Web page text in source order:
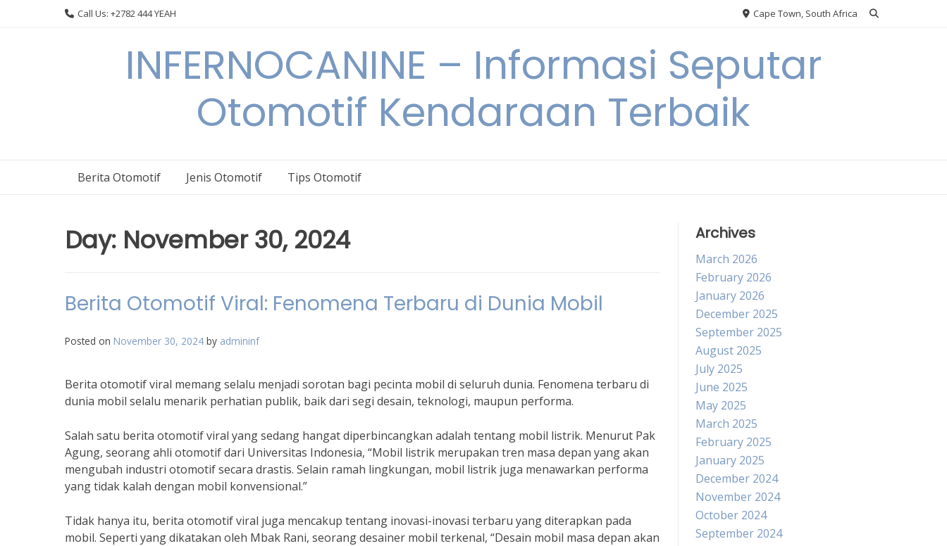
Call Us: +2782 444 YEAH Cape Town, South Africa
INFERNOCANINE – Informasi Seputar
Otomotif Kendaraan Terbaik
Berita Otomotif Jenis Otomotif Tips Otomotif
Day: November 30, 2024
Berita Otomotif Viral: Fenomena Terbaru di Dunia Mobil
Posted on November 30, 2024 by admininf
Berita otomotif viral memang selalu menjadi sorotan bagi pecinta mobil di seluruh dunia. Fenomena terbaru di
dunia mobil selalu menarik perhatian publik, baik dari segi desain, teknologi, maupun performa.
Salah satu berita otomotif viral yang sedang hangat diperbincangkan adalah tentang mobil listrik. Menurut Pak
Agung, seorang ahli otomotif dari Universitas Indonesia, “Mobil listrik merupakan tren masa depan yang akan
mengubah industri otomotif secara drastis. Selain ramah lingkungan, mobil listrik juga menawarkan performa
yang tidak kalah dengan mobil konvensional.”
Tidak hanya itu, berita otomotif viral juga mencakup tentang inovasi-inovasi terbaru yang diterapkan pada
mobil. Seperti yang dikatakan oleh Mbak Rani, seorang desainer mobil terkenal, “Desain mobil masa depan akan
Archives
March 2026
February 2026
January 2026
December 2025
September 2025
August 2025
July 2025
June 2025
May 2025
March 2025
February 2025
January 2025
December 2024
November 2024
October 2024
September 2024